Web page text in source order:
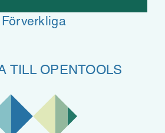
Förverkliga
TILL OPENTOOLS